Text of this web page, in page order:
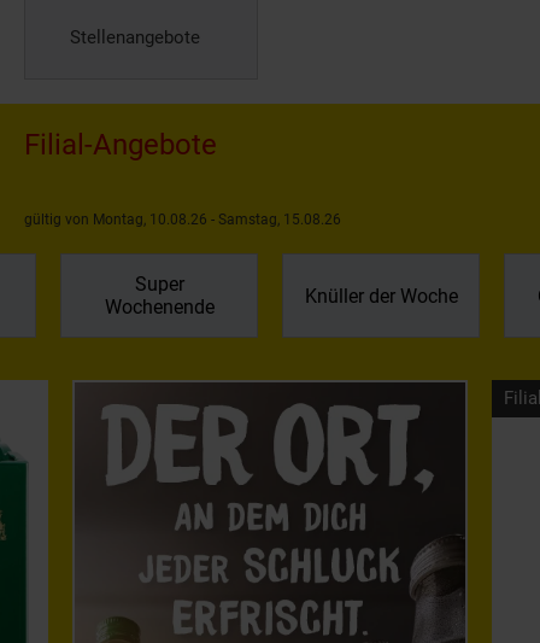
Stellenangebote
Filial-Angebote
gültig von Montag, 10.08.26 - Samstag, 15.08.26
Super
Wochenende
Knüller der Woche